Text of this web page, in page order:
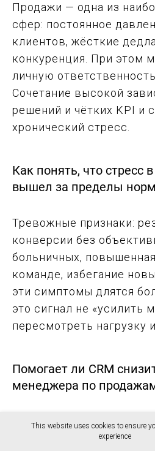
Продажи — одна из
сфер: постоянное
клиентов, жёсткие
конкуренция. При этом
личную ответственность
Сочетание высокой
решений и чётких KPI и
хронический стресс.
Как понять, что стресс
вышел за пределы
Тревожные признаки:
конверсии без
больничных,
команде, избегание
эти симптомы длятся
это сигнал не «усилить
пересмотреть нагрузку
Помогает ли CRM
менеджера по
Да, и существенно. CRM
менеджер не держит в
This website uses cookies to ensure
experience